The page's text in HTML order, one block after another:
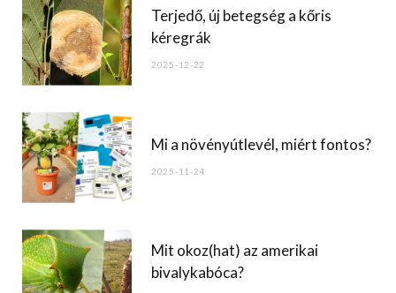
Terjedő, új betegség a kőris
kéregrák
2025-12-22
Mi a növényútlevél, miért fontos?
2025-11-24
Mit okoz(hat) az amerikai
bivalykabóca?